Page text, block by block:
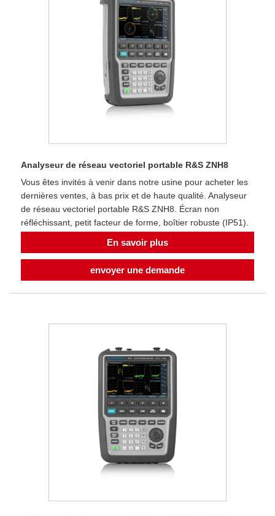
Analyseur de réseau vectoriel portable R&S ZNH8
Vous êtes invités à venir dans notre usine pour acheter les
dernières ventes, à bas prix et de haute qualité. Analyseur
de réseau vectoriel portable R&S ZNH8. Écran non
réfléchissant, petit facteur de forme, boîtier robuste (IP51).
En savoir plus
envoyer une demande